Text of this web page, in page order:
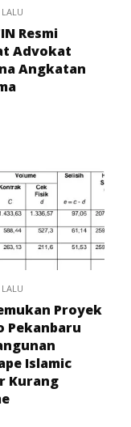
Resmi
Advokat
Angkatan
Proyek
Pekanbaru
Islamic
Kurang